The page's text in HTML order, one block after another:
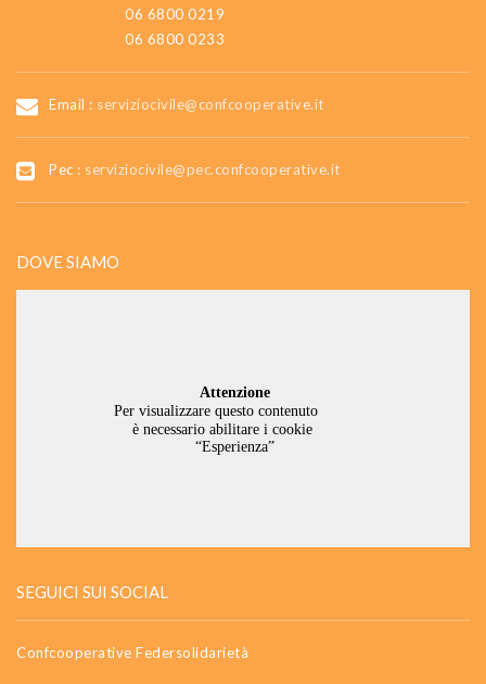
06 6800 0219
06 6800 0233
Email : serviziocivile@confcooperative.it
Pec : serviziocivile@pec.confcooperative.it
DOVE SIAMO
SEGUICI SUI SOCIAL
Confcooperative Federsolidarietà